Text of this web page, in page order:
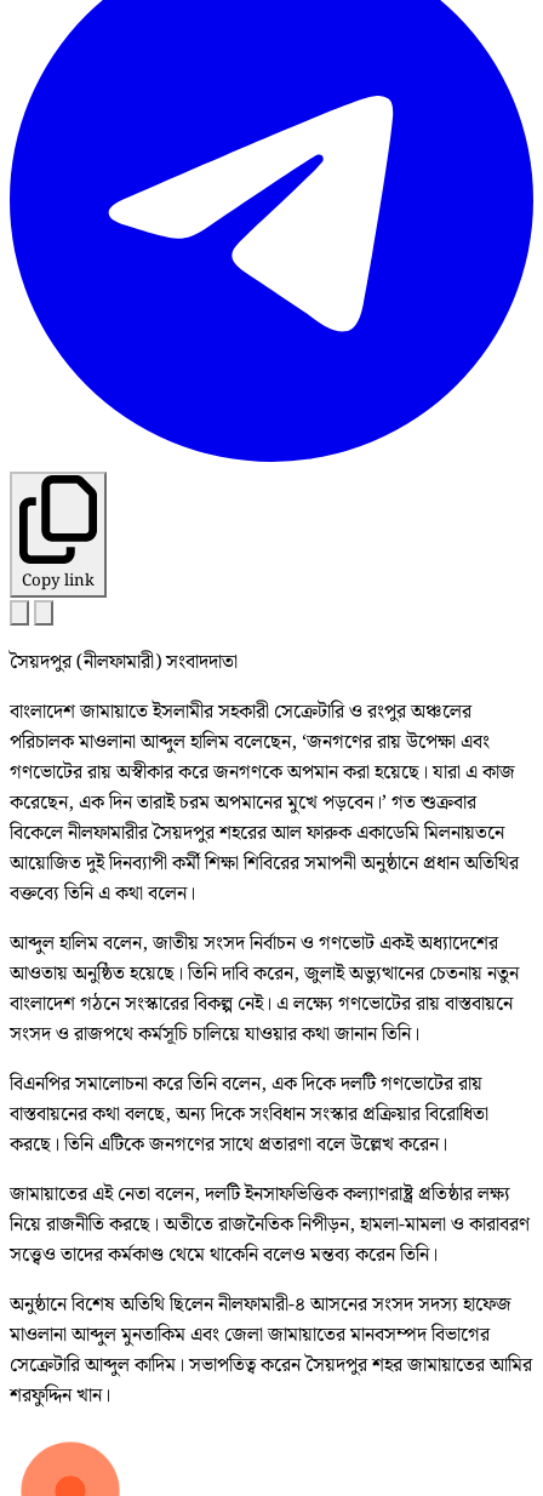
Copy link
সৈয়দপুর (নীলফামারী) সংবাদদাতা
বাংলাদেশ জামায়াতে ইসলামীর সহকারী সেক্রেটারি ও রংপুর অঞ্চলের
পরিচালক মাওলানা আব্দুল হালিম বলেছেন, ‘জনগণের রায় উপেক্ষা এবং
গণভোটের রায় অস্বীকার করে জনগণকে অপমান করা হয়েছে। যারা এ কাজ
করেছেন, এক দিন তারাই চরম অপমানের মুখে পড়বেন।’ গত শুক্রবার
বিকেলে নীলফামারীর সৈয়দপুর শহরের আল ফারুক একাডেমি মিলনায়তনে
আয়োজিত দুই দিনব্যাপী কর্মী শিক্ষা শিবিরের সমাপনী অনুষ্ঠানে প্রধান অতিথির
বক্তব্যে তিনি এ কথা বলেন।
আব্দুল হালিম বলেন, জাতীয় সংসদ নির্বাচন ও গণভোট একই অধ্যাদেশের
আওতায় অনুষ্ঠিত হয়েছে। তিনি দাবি করেন, জুলাই অভ্যুত্থানের চেতনায় নতুন
বাংলাদেশ গঠনে সংস্কারের বিকল্প নেই। এ লক্ষ্যে গণভোটের রায় বাস্তবায়নে
সংসদ ও রাজপথে কর্মসূচি চালিয়ে যাওয়ার কথা জানান তিনি।
বিএনপির সমালোচনা করে তিনি বলেন, এক দিকে দলটি গণভোটের রায়
বাস্তবায়নের কথা বলছে, অন্য দিকে সংবিধান সংস্কার প্রক্রিয়ার বিরোধিতা
করছে। তিনি এটিকে জনগণের সাথে প্রতারণা বলে উল্লেখ করেন।
জামায়াতের এই নেতা বলেন, দলটি ইনসাফভিত্তিক কল্যাণরাষ্ট্র প্রতিষ্ঠার লক্ষ্য
নিয়ে রাজনীতি করছে। অতীতে রাজনৈতিক নিপীড়ন, হামলা-মামলা ও কারাবরণ
সত্ত্বেও তাদের কর্মকাণ্ড থেমে থাকেনি বলেও মন্তব্য করেন তিনি।
অনুষ্ঠানে বিশেষ অতিথি ছিলেন নীলফামারী-৪ আসনের সংসদ সদস্য হাফেজ
মাওলানা আব্দুল মুনতাকিম এবং জেলা জামায়াতের মানবসম্পদ বিভাগের
সেক্রেটারি আব্দুল কাদিম। সভাপতিত্ব করেন সৈয়দপুর শহর জামায়াতের আমির
শরফুদ্দিন খান।